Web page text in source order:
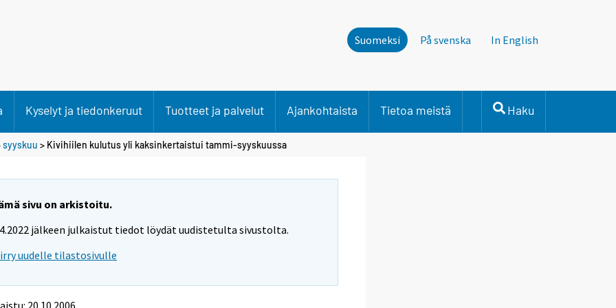
Suomeksi På svenska In English
Kyselyt ja tiedonkeruut Tuotteet ja palvelut Ajankohtaista Tietoa meistä Haku
syyskuu > Kivihiilen kulutus yli kaksinkertaistui tammi-syyskuussa
sivu on arkistoitu.
jälkeen julkaistut tiedot löydät uudistetulta sivustolta.
uudelle tilastosivulle
20.10.2006